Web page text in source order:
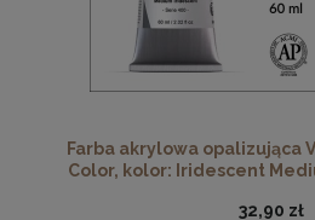
Farba akrylowa opalizująca
Color, kolor: Iridescent
32,90 zł